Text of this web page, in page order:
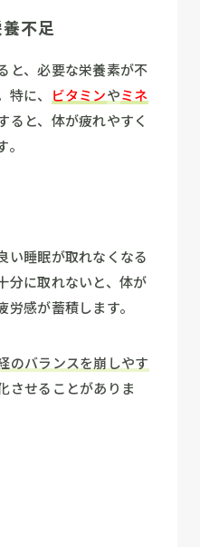
不足
と、必要な栄養素が不
に、
ビタミンやミネ
ると、体が疲れやすく
い睡眠が取れなくなる
分に取れないと、体が
感が蓄積します。
のバランスを崩しやす
させることがありま